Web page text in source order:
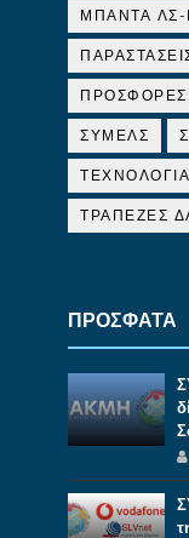
ΜΠΑΝΤΑ ΛΣ-
ΠΡΟΣΦΟΡΕΣ
ΣΥΜΕΛΣ
ΤΕΧΝΟΛΟΓΙΑ
ΤΡΑΠΕΖΕΣ
ΠΡΟΣΦΑΤΑ